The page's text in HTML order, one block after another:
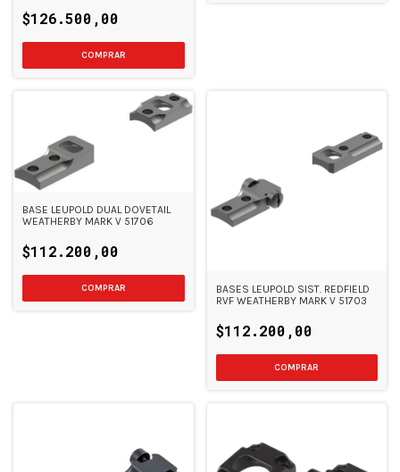
$126.500,00
BASE LEUPOLD DUAL DOVETAIL
WEATHERBY MARK V 51706
$112.200,00
BASES LEUPOLD SIST. REDFIELD
RVF WEATHERBY MARK V 51703
$112.200,00